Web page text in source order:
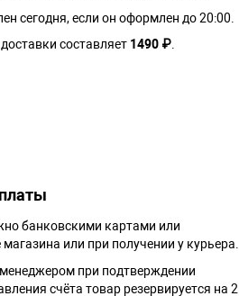
сегодня, если он оформлен до 20:00.
составляет 1490 ₽.
банковскими картами или
или при получении у курьера.
при подтверждении
счёта товар резервируется на 2